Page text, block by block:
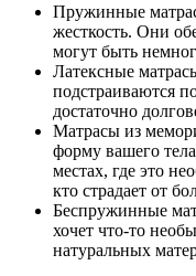
Пружинные
жесткость. Они
могут быть
Латексные
подстраиваются
достаточно
Матрасы из
форму вашего
местах, где это
кто страдает от
Беспружинные
хочет что-то
натуральных